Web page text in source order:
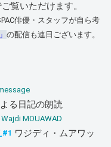
覧いただけます。
俳優・スタッフが自ら考
の配信も連日ございます。
る日記の朗読
MOUAWAD
#1 ワジディ・ムアワッ